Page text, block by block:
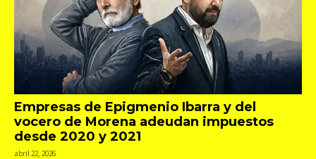
Empresas de Epigmenio Ibarra y del
vocero de Morena adeudan impuestos
desde 2020 y 2021
abril 22, 2026